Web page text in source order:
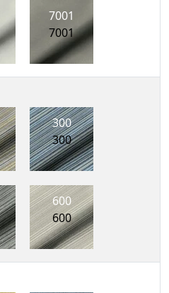
7001
7001
300
300
600
600